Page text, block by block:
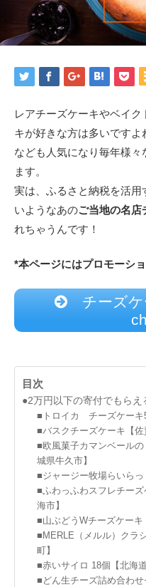
レアチーズケーキやベイ
キが好きな方は多いです
なども人気になり毎年様
ます。
実は、ふるさと納税を活
いようなあのご当地の名店
れちゃうんです！
*本ページにはプロモーシ
チーズ
目次
●2万円以下の寄付でもら
■トロイカ チーズケーキ
■バスクチーズケーキ【佐
■欧風菓子カマンベール
城県牛久市】
■ジャージー牧場らいらっ
■ふわっふわスフレチー
海市】
■山ぶどうWチーズケーキ
■MERLE（メルル）クラ
町】
■赤いサイロ 18個【北海道
■どん生チーズ詰め合わせ